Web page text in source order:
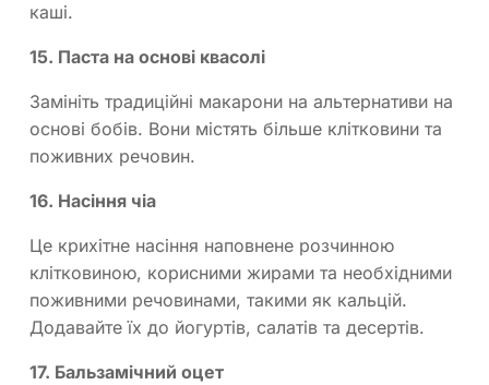
каші.
15. Паста на основі квасолі
Замініть традиційні макарони на альтернативи на
основі бобів. Вони містять більше клітковини та
поживних речовин.
16. Насіння чіа
Це крихітне насіння наповнене розчинною
клітковиною, корисними жирами та необхідними
поживними речовинами, такими як кальцій.
Додавайте їх до йогуртів, салатів та десертів.
17. Бальзамічний оцет